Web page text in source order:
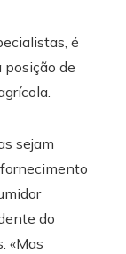
é
de
sejam
do
«Mas